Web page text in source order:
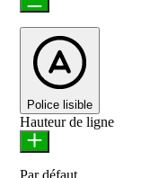
Police lisible
Hauteur de ligne